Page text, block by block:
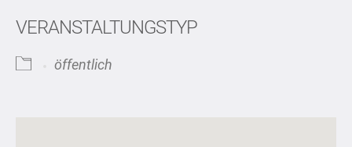
VERANSTALTUNGSTYP
öffentlich